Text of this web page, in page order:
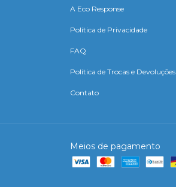
A Eco Response
Política de Privacidade
FAQ
Política de Trocas e Devoluções
Contato
Meios de pagamento